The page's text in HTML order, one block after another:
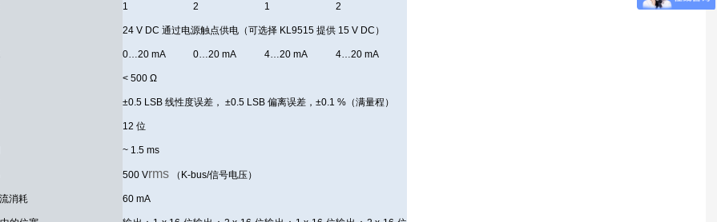
1 2 1 2
24 V DC 通过电源触点供电（可选择 KL9515 提供 15 V DC）
0…20 mA 0…20 mA 4…20 mA 4…20 mA
< 500 Ω
±0.5 LSB 线性度误差， ±0.5 LSB 偏离误差，±0.1 %（满量程）
12 位
~ 1.5 ms
500 Vrms （K-bus/信号电压）
消耗 60 mA